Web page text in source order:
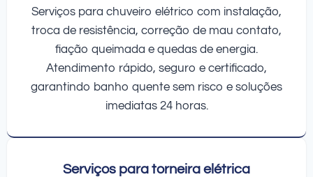
Serviços para chuveiro elétrico com instalação,
troca de resistência, correção de mau contato,
fiação queimada e quedas de energia.
Atendimento rápido, seguro e certificado,
garantindo banho quente sem risco e soluções
imediatas 24 horas.
Serviços para torneira elétrica